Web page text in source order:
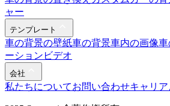
ャー
テンプレート
車の背景の壁紙車の背景車内の画像車
ーションビデオ
会社
私たちについてお問い合わせキャリア